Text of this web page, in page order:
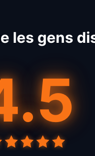
les gens